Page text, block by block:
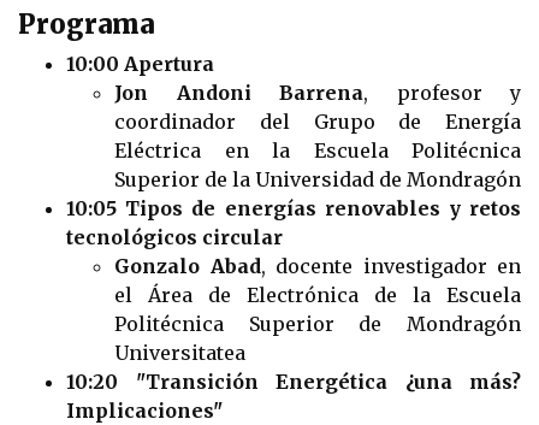
Programa
10:00 Apertura
Jon Andoni Barrena, profesor y
coordinador del Grupo de Energía
Eléctrica en la Escuela Politécnica
Superior de la Universidad de Mondragón
10:05 Tipos de energías renovables y retos
tecnológicos circular
Gonzalo Abad, docente investigador en
el Área de Electrónica de la Escuela
Politécnica Superior de Mondragón
Universitatea
10:20 "Transición Energética ¿una más?
Implicaciones"